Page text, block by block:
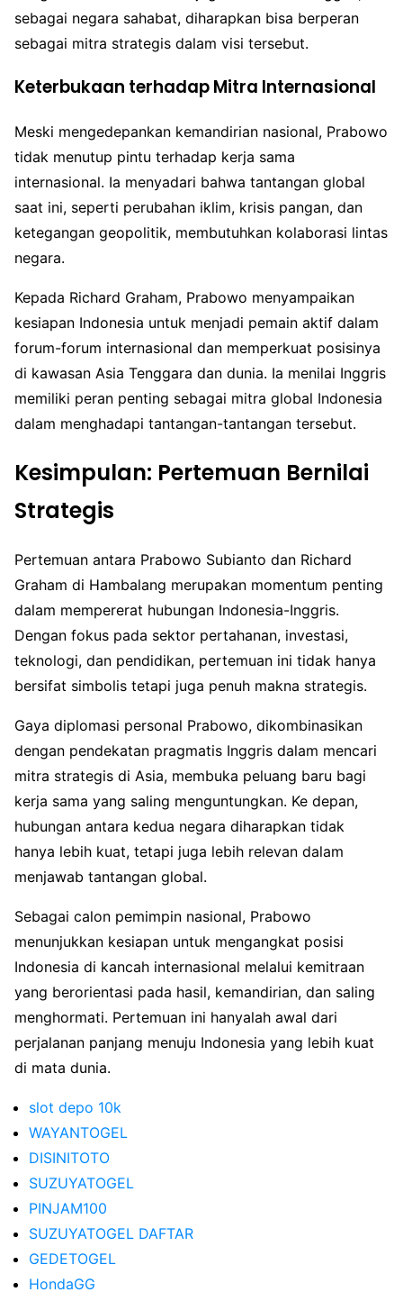
sebagai negara sahabat, diharapkan bisa berperan
sebagai mitra strategis dalam visi tersebut.
Keterbukaan terhadap Mitra Internasional
Meski mengedepankan kemandirian nasional, Prabowo
tidak menutup pintu terhadap kerja sama
internasional. Ia menyadari bahwa tantangan global
saat ini, seperti perubahan iklim, krisis pangan, dan
ketegangan geopolitik, membutuhkan kolaborasi lintas
negara.
Kepada Richard Graham, Prabowo menyampaikan
kesiapan Indonesia untuk menjadi pemain aktif dalam
forum-forum internasional dan memperkuat posisinya
di kawasan Asia Tenggara dan dunia. Ia menilai Inggris
memiliki peran penting sebagai mitra global Indonesia
dalam menghadapi tantangan-tantangan tersebut.
Kesimpulan: Pertemuan Bernilai
Strategis
Pertemuan antara Prabowo Subianto dan Richard
Graham di Hambalang merupakan momentum penting
dalam mempererat hubungan Indonesia-Inggris.
Dengan fokus pada sektor pertahanan, investasi,
teknologi, dan pendidikan, pertemuan ini tidak hanya
bersifat simbolis tetapi juga penuh makna strategis.
Gaya diplomasi personal Prabowo, dikombinasikan
dengan pendekatan pragmatis Inggris dalam mencari
mitra strategis di Asia, membuka peluang baru bagi
kerja sama yang saling menguntungkan. Ke depan,
hubungan antara kedua negara diharapkan tidak
hanya lebih kuat, tetapi juga lebih relevan dalam
menjawab tantangan global.
Sebagai calon pemimpin nasional, Prabowo
menunjukkan kesiapan untuk mengangkat posisi
Indonesia di kancah internasional melalui kemitraan
yang berorientasi pada hasil, kemandirian, dan saling
menghormati. Pertemuan ini hanyalah awal dari
perjalanan panjang menuju Indonesia yang lebih kuat
di mata dunia.
slot depo 10k
WAYANTOGEL
DISINITOTO
SUZUYATOGEL
PINJAM100
SUZUYATOGEL DAFTAR
GEDETOGEL
HondaGG